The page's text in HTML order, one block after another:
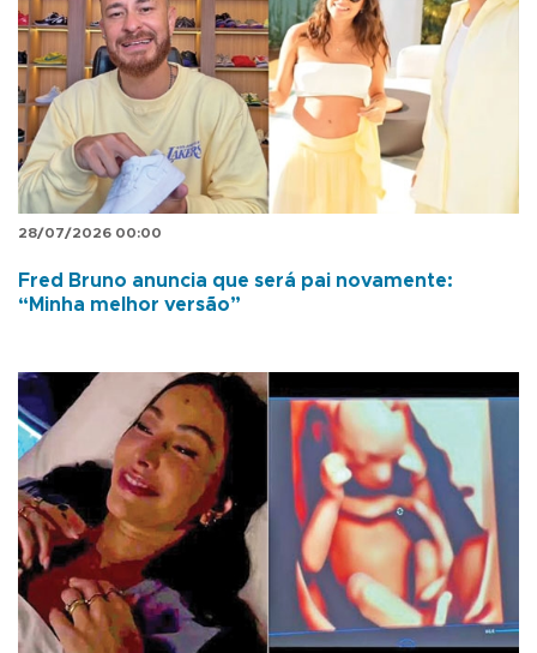
28/07/2026 00:00
Fred Bruno anuncia que será pai novamente:
“Minha melhor versão”